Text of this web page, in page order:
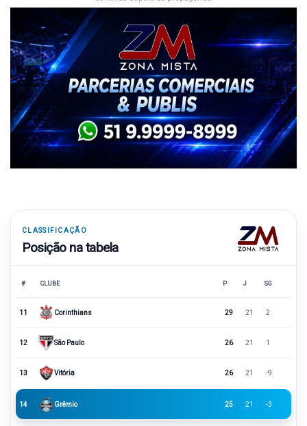
CLASSIFICAÇÃO
Posição na tabela
# CLUBE P J SG
11 Corinthians 29 21 2
12 São Paulo 26 21 1
13 Vitória 26 21 -9
14 Grêmio 25 21 -3